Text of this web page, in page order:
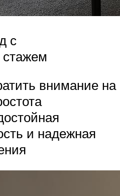
с
внимание на
и надежная